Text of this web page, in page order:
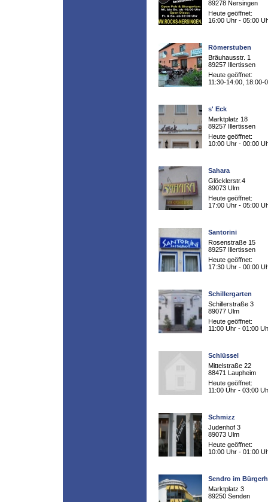
89278 Nersingen
Heute geöffnet:
16:00 Uhr - 05:00
Römerstuben
Bräuhausstr. 1
89257 Illertissen
Heute geöffnet:
11:30-14:00, 18:00-
s' Eck
Marktplatz 18
89257 Illertissen
Heute geöffnet:
10:00 Uhr - 00:00
Sahara
Glöcklerstr.4
89073 Ulm
Heute geöffnet:
17:00 Uhr - 05:00
Santorini
Rosenstraße 15
89257 Illertissen
Heute geöffnet:
17:30 Uhr - 00:00
Schillergarten
Schillerstraße 3
89077 Ulm
Heute geöffnet:
11:00 Uhr - 01:00
Schlüssel
Mittelstraße 22
88471 Laupheim
Heute geöffnet:
11:00 Uhr - 03:00
Schmizz
Judenhof 3
89073 Ulm
Heute geöffnet:
10:00 Uhr - 01:00
Sendro im
Marktplatz 3
89250 Senden